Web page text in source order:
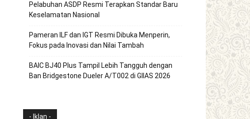
Pelabuhan ASDP Resmi Terapkan Standar Baru
Keselamatan Nasional
Pameran ILF dan IGT Resmi Dibuka Menperin,
Fokus pada Inovasi dan Nilai Tambah
BAIC BJ40 Plus Tampil Lebih Tangguh dengan
Ban Bridgestone Dueler A/T002 di GIIAS 2026
- Iklan -